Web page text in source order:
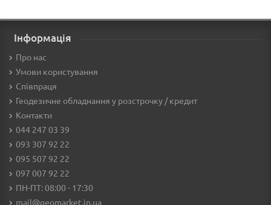
Інформація
Про нас
Умови користування
Співпраця
Геодезичне обладнання у розстрочку / кредит
Контакти
044 247 03 39
093 307 92 22
095 507 92 22
097 007 92 22
ПН-ПТ: 08:00 - 17:30
mail@geomarket.in.ua